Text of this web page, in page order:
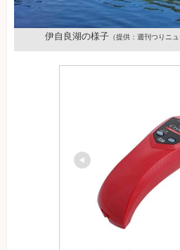
伊自良湖の様子（提供：週刊つりニュ